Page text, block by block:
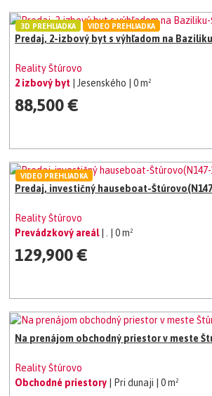
Predaj, 2-izbový byt s výhľadom na
Reality Štúrovo
2 izbový byt
| Jesenského | 0 m²
88,500 €
3D PREHLIADKA VIDEO PREHLIADKA
Predaj, investičný hauseboat-
Reality Štúrovo
Prevádzkový areál
| 0 m²
129,900 €
VIDEO PREHLIADKA
Na prenájom obchodný priestor v meste
Reality Štúrovo
Obchodné priestory
| Pri dunaji | 0 m²